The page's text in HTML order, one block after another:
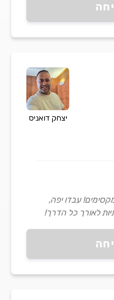
יצחק דואניס
עבדו יפה,
לאורך כל הדרך!